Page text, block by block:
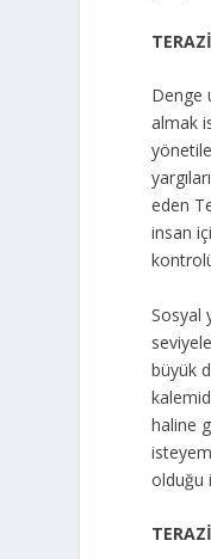
Denge
almak
eden
insan
Sosyal
büyük
haline
olduğu